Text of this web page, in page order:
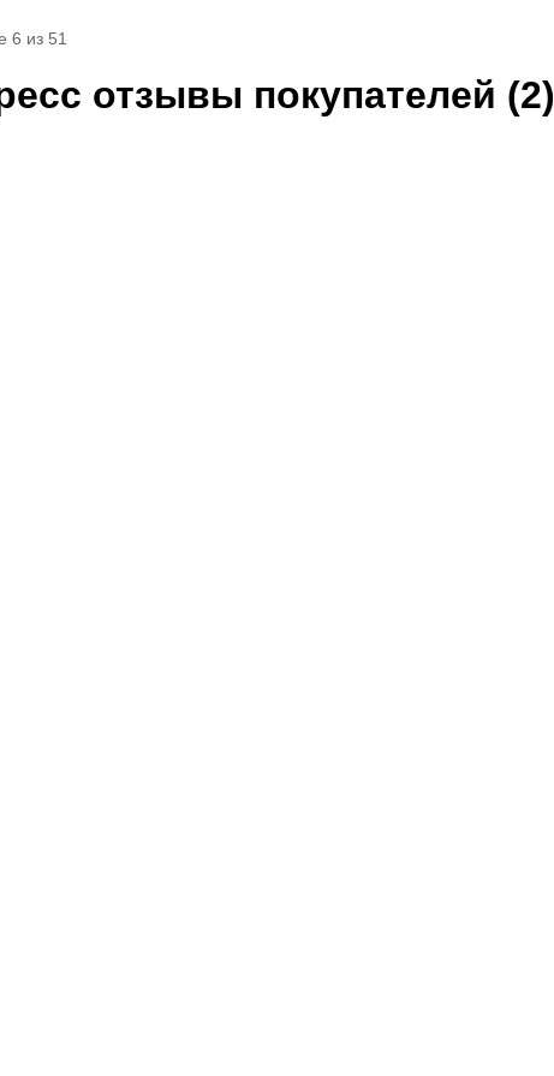
6 из 51
отзывы покупателей (2)